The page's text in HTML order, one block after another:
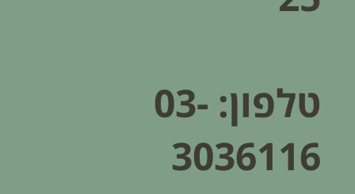
טלפון: 03-
3036116